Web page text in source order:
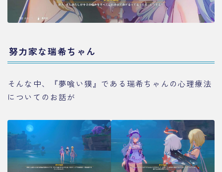
努力家な瑞希ちゃん
そんな中、『夢喰い獏』である瑞希ちゃんの心理療法
についてのお話が